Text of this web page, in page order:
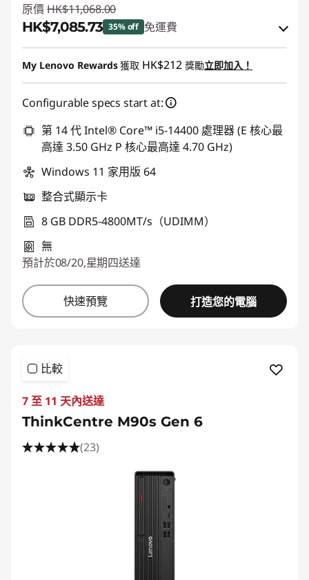
原價 HK$11,068.00
HK$7,085.73 35% off 免運費
即省 :-HK$2,893.18
eCoupon Savings :-HK$3,982.27
*Savings cannot be combined
My Lenovo Rewards獲取 HK$212 獎勵立即加入！
Configurable specs start at:
第 14 代 Intel® Core™ i5-14400 處理器 (E 核心最
高達 3.50 GHz P 核心最高達 4.70 GHz)
Windows 11 家用版 64
整合式顯示卡
8 GB DDR5-4800MT/s（UDIMM）
無
預計於08/20,星期四送達
快速預覽 打造您的電腦
比較
7 至 11 天內送達
ThinkCentre M90s Gen 6
(23)